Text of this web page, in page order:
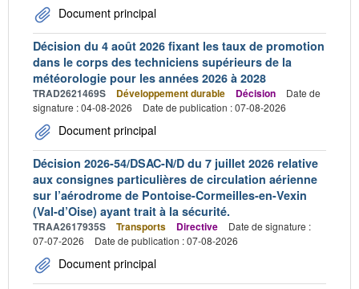
Document principal
Décision du 4 août 2026 fixant les taux de promotion
dans le corps des techniciens supérieurs de la
météorologie pour les années 2026 à 2028
TRAD2621469S Développement durable Décision
Date de
signature : 04-08-2026
Date de publication : 07-08-2026
Document principal
Décision 2026-54/DSAC-N/D du 7 juillet 2026 relative
aux consignes particulières de circulation aérienne
sur l’aérodrome de Pontoise-Cormeilles-en-Vexin
(Val-d’Oise) ayant trait à la sécurité.
TRAA2617935S Transports Directive
Date de signature :
07-07-2026
Date de publication : 07-08-2026
Document principal